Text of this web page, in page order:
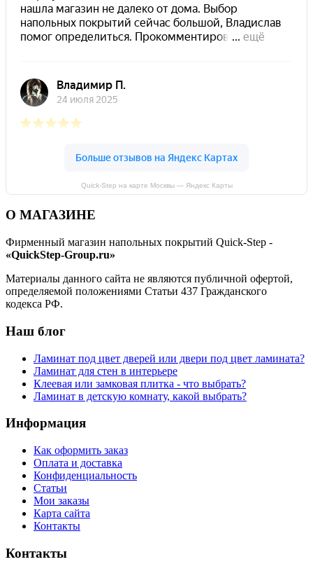
Quick-Step на карте Москвы — Яндекс Карты
О МАГАЗИНЕ
Фирменный магазин напольных покрытий Quick-Step -
«QuickStep-Group.ru»
Материалы данного сайта не являются публичной офертой,
определяемой положениями Статьи 437 Гражданского
кодекса РФ.
Наш блог
Ламинат под цвет дверей или двери под цвет ламината?
Ламинат для стен в интерьере
Клеевая или замковая плитка - что выбрать?
Ламинат в детскую комнату, какой выбрать?
Информация
Как оформить заказ
Оплата и доставка
Конфиденциальность
Статьи
Мои заказы
Карта сайта
Контакты
Контакты